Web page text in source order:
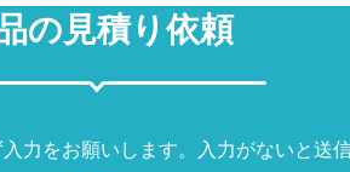
の見積り依頼
力をお願いします。入力がないと送